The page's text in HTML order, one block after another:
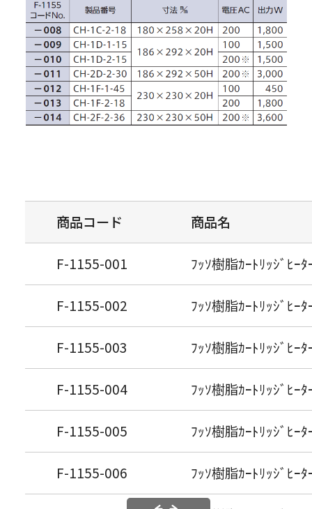
商品コード 商品名
F-1155-001 ﾌｯｿ樹脂ｶｰﾄﾘｯｼﾞﾋｰ
F-1155-002 ﾌｯｿ樹脂ｶｰﾄﾘｯｼﾞﾋｰ
F-1155-003 ﾌｯｿ樹脂ｶｰﾄﾘｯｼﾞﾋｰ
F-1155-004 ﾌｯｿ樹脂ｶｰﾄﾘｯｼﾞﾋｰ
F-1155-005 ﾌｯｿ樹脂ｶｰﾄﾘｯｼﾞﾋｰ
F-1155-006 ﾌｯｿ樹脂ｶｰﾄﾘｯｼﾞﾋｰ